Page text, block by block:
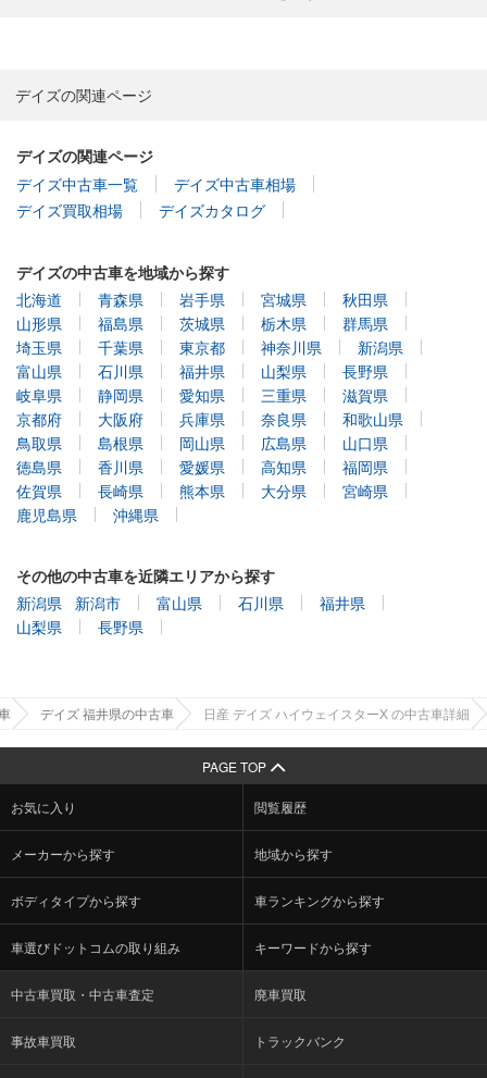
デイズの関連ページ
デイズの関連ページ
デイズ中古車一覧
デイズ中古車相場
デイズ買取相場
デイズカタログ
デイズの中古車を地域から探す
北海道
青森県 岩手県 宮城県
秋田県
山形県
福島県 茨城県 栃木県
群馬県
埼玉県
千葉県 東京都 神奈川県
新潟県
富山県
石川県 福井県 山梨県
長野県
岐阜県
静岡県 愛知県 三重県
滋賀県
京都府
大阪府 兵庫県 奈良県
和歌山県
鳥取県
島根県 岡山県 広島県
山口県
徳島県
香川県 愛媛県 高知県
福岡県
佐賀県
長崎県 熊本県 大分県
宮崎県
鹿児島県
沖縄県
その他の中古車を近隣エリアから探す
新潟県
新潟市 富山県 石川県
福井県
山梨県
長野県
デイズ 福井県の中古車 日産 デイズ ハイウェイスターX の中古車詳細
PAGE TOP
お気に入り 閲覧履歴
メーカーから探す 地域から探す
ボディタイプから探す 車ランキングから探す
車選びドットコムの取り組み キーワードから探す
中古車買取・中古車査定 廃車買取
事故車買取 トラックバンク